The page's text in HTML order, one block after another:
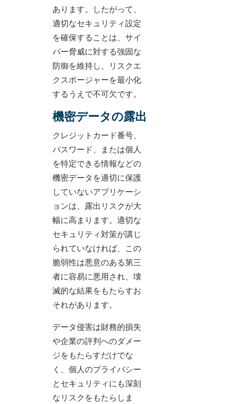
あります。したがって、
適切なセキュリティ設定
を確保することは、サイ
バー脅威に対する強固な
防御を維持し、リスクエ
クスポージャーを最小化
するうえで不可欠です。
機密データの露出
クレジットカード番号、
パスワード、または個人
を特定できる情報などの
機密データを適切に保護
していないアプリケーシ
ョンは、露出リスクが大
幅に高まります。適切な
セキュリティ対策が講じ
られていなければ、この
脆弱性は悪意のある第三
者に容易に悪用され、壊
滅的な結果をもたらすお
それがあります。
データ侵害は財務的損失
や企業の評判へのダメー
ジをもたらすだけでな
く、個人のプライバシー
とセキュリティにも深刻
なリスクをもたらしま